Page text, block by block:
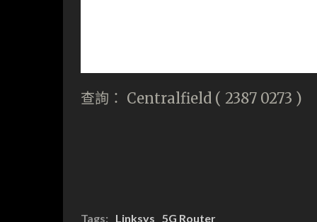
查詢： Centralfield ( 2387 0273 )
Tags: Linksys 5G Router